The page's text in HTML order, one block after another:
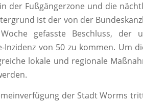
der Fußgängerzone und die
ist der von der
gefasste Beschluss, der
von 50 zu kommen. Um
lokale und regionale
der Stadt Worms